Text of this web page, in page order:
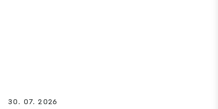
30. 07. 2026